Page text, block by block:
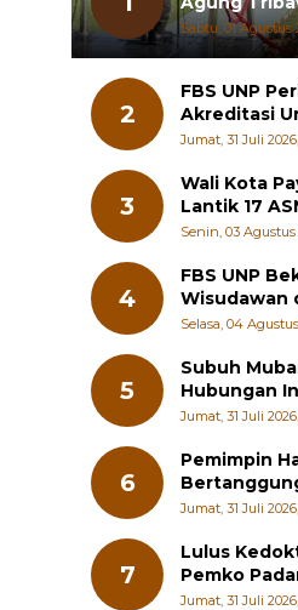
Tekankan
Pelayanan
Sabtu, 01 Agustus
2
FBS UNP
Akreditasi
Program
Jumat, 31 Juli
3
Wali Kota
Lantik 17
Sekolah
Senin, 03 Agustus
4
FBS UNP
Wisudawan
Wawasan
Selasa, 04
5
Subuh
Hubungan Intelektual
dengan
Jumat, 31 Juli
6
Pemimpin
Padang
Pelajar
Jumat, 31 Juli
7
Lulus
Pemko
Siapkan
Jumat, 31 Juli